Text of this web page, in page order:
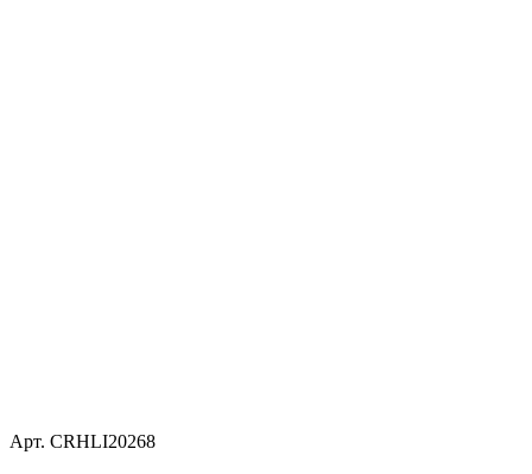
Арт. CRHLI20268